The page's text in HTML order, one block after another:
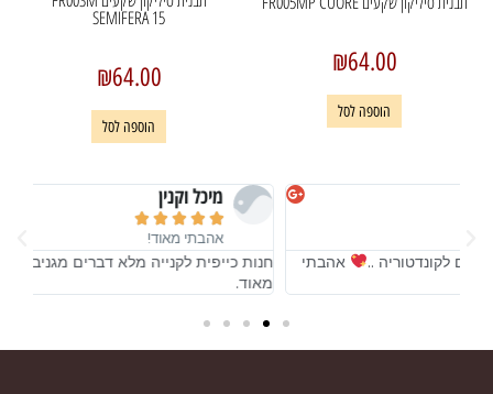
₪64.00
הוספה לסל
SEMIFERA 15
₪64.00
הוספה לסל
חנות כייפית לקנייה מלא דברים מגניבים לקונדטוריה ..
אהבתי